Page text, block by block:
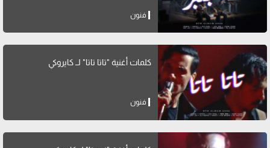
فنون
كلمات أغنية "تاتا تاتا" لــ كايروكي
فنون